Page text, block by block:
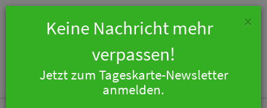
×
Keine Nachricht mehr
verpassen!
Jetzt zum Tageskarte-Newsletter
anmelden.